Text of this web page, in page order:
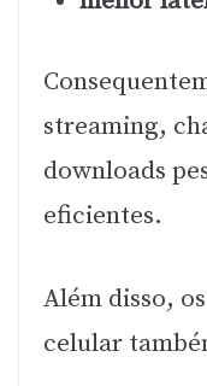
streaming,
downloads
eficientes.
Além disso,
celular